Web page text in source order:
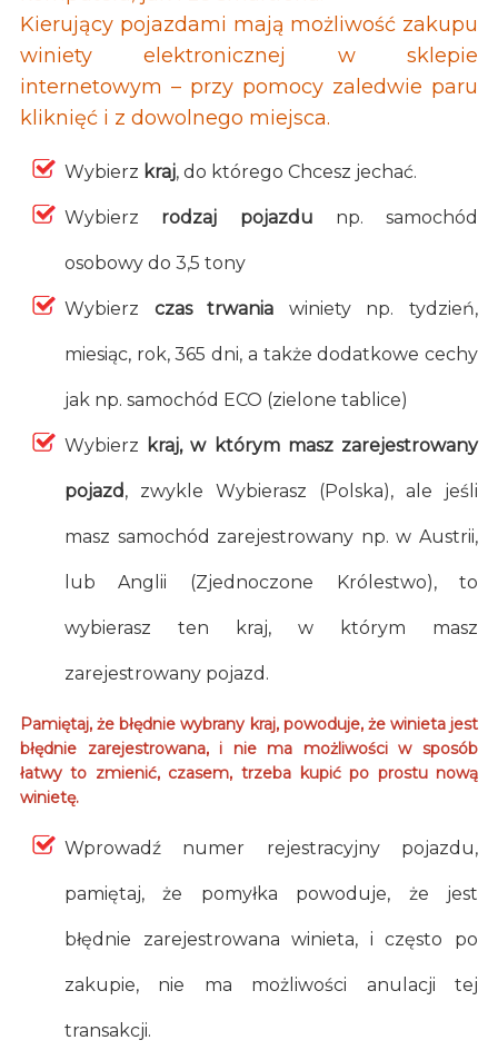
Kierujący pojazdami mają możliwość zakupu
winiety elektronicznej w sklepie
internetowym – przy pomocy zaledwie paru
kliknięć i z dowolnego miejsca.
Wybierz kraj, do którego Chcesz jechać.
Wybierz rodzaj pojazdu np. samochód
osobowy do 3,5 tony
Wybierz czas trwania winiety np. tydzień,
miesiąc, rok, 365 dni, a także dodatkowe cechy
jak np. samochód ECO (zielone tablice)
Wybierz kraj, w którym masz zarejestrowany
pojazd, zwykle Wybierasz (Polska), ale jeśli
masz samochód zarejestrowany np. w Austrii,
lub Anglii (Zjednoczone Królestwo), to
wybierasz ten kraj, w którym masz
zarejestrowany pojazd.
Pamiętaj, że błędnie wybrany kraj, powoduje, że winieta jest
błędnie zarejestrowana, i nie ma możliwości w sposób
łatwy to zmienić, czasem, trzeba kupić po prostu nową
winietę.
Wprowadź numer rejestracyjny pojazdu,
pamiętaj, że pomyłka powoduje, że jest
błędnie zarejestrowana winieta, i często po
zakupie, nie ma możliwości anulacji tej
transakcji.